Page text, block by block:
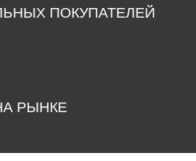
ПОКУПАТЕЛЕЙ
РЫНКЕ